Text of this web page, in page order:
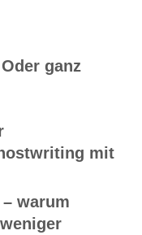
ganz
mit
warum